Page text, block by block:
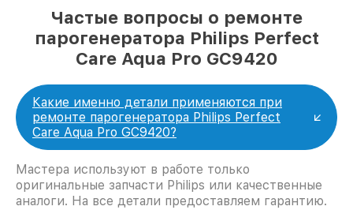
Частые вопросы о ремонте
парогенератора Philips Perfect
Care Aqua Pro GC9420
Какие именно детали применяются при
ремонте парогенератора Philips Perfect
Care Aqua Pro GC9420?
Мастера используют в работе только
оригинальные запчасти Philips или качественные
аналоги. На все детали предоставляем гарантию.